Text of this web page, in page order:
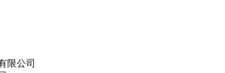
限公司